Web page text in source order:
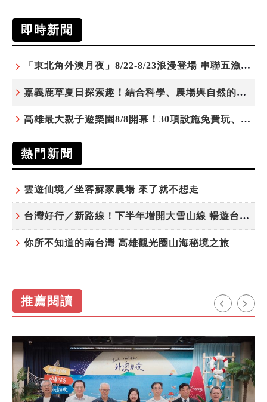
即時新聞
「東北角外澳月夜」8/22-8/23浪漫登場 串聯五漁村、音樂、市集、火舞與慢旅共度夏夜
嘉義鹿草夏日探索趣！結合科學、農場與自然的親子小旅行
高雄最大親子遊樂園8/8開幕！30項設施免費玩、YOYO家族嗨翻暑假
熱門新聞
雲遊仙境／坐客蘇家農場 來了就不想走
台灣好行／新路線！下半年增開大雪山線 暢遊台中更便利
你所不知道的南台灣 高雄觀光圈山海秘境之旅
推薦閱讀